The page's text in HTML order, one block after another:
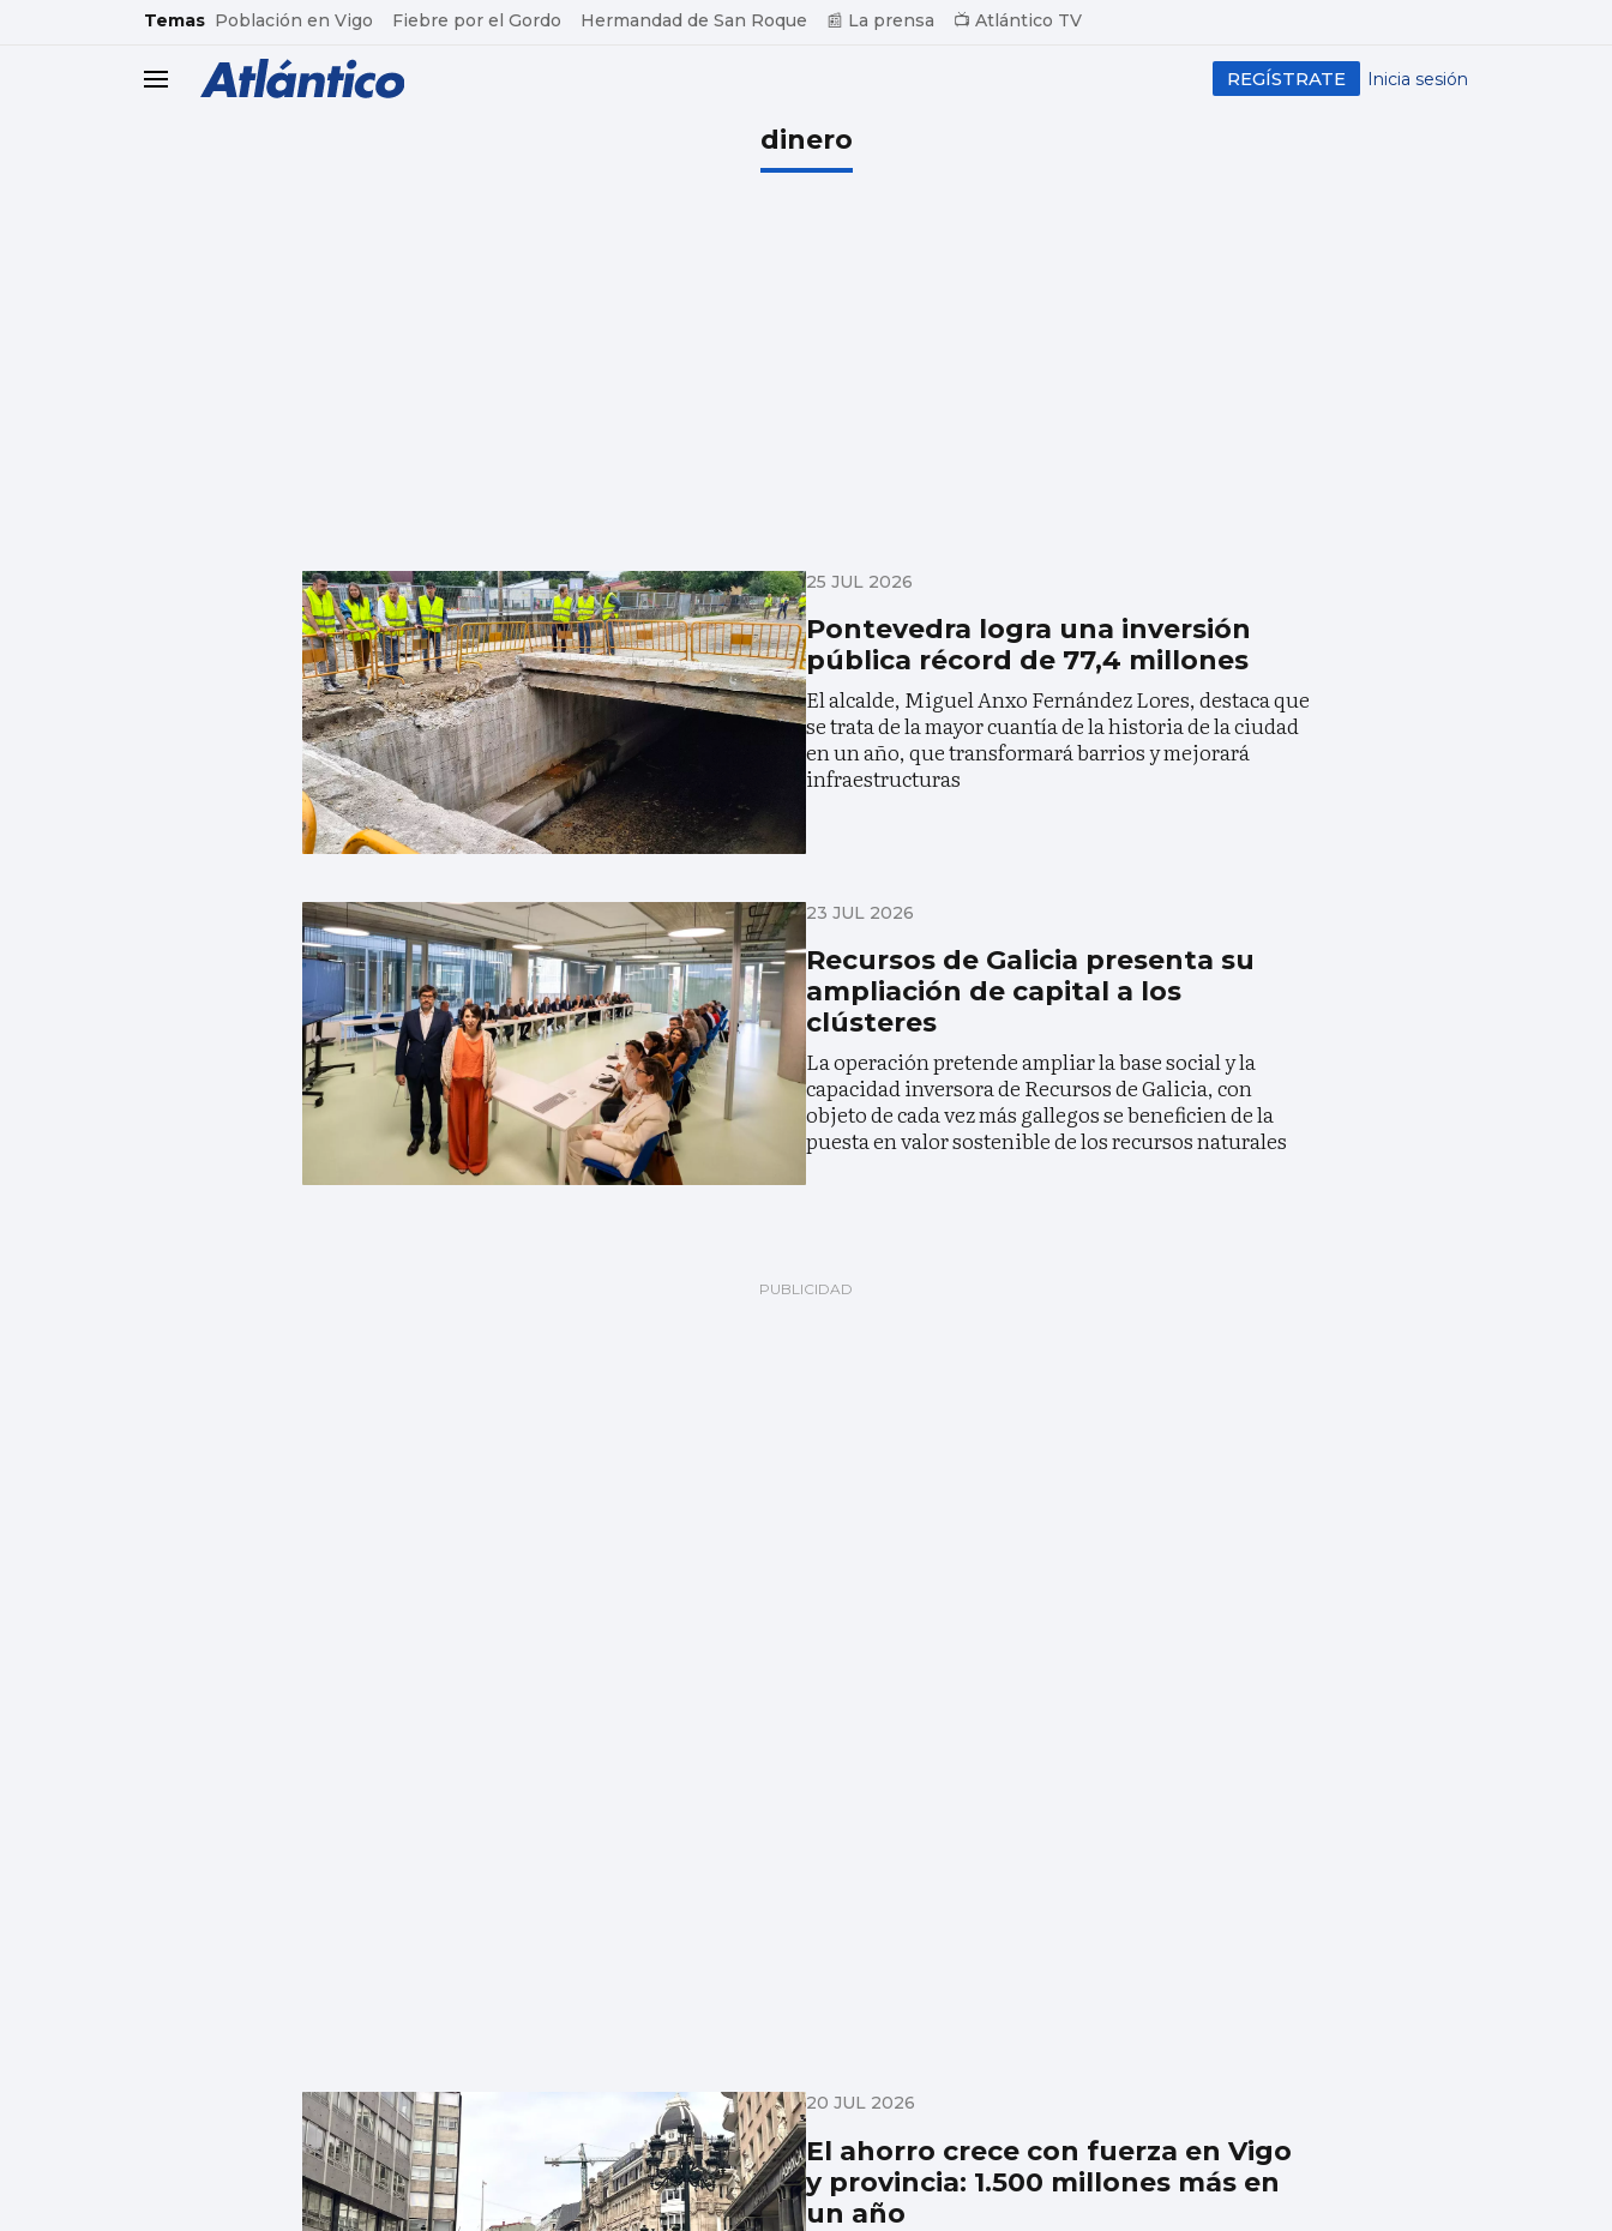
common.go-to-content
Temas Población en Vigo Fiebre por el Gordo Hermandad de San Roque 📰 La prensa 📺 Atlántico TV
header.menu.open Inicia sesión
REGÍSTRATE
dinero
25 JUL 2026
Pontevedra logra una inversión
pública récord de 77,4 millones
El alcalde, Miguel Anxo Fernández Lores, destaca que
se trata de la mayor cuantía de la historia de la ciudad
en un año, que transformará barrios y mejorará
infraestructuras
23 JUL 2026
Recursos de Galicia presenta su
ampliación de capital a los
clústeres
La operación pretende ampliar la base social y la
capacidad inversora de Recursos de Galicia, con
objeto de cada vez más gallegos se beneficien de la
puesta en valor sostenible de los recursos naturales
20 JUL 2026
El ahorro crece con fuerza en Vigo
y provincia: 1.500 millones más en
un año